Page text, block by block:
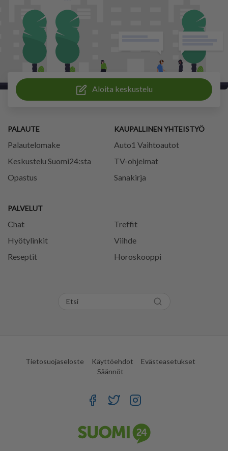
Aloita keskustelu
PALAUTE
Palautelomake
Keskustelu Suomi24:sta
Opastus
PALVELUT
Chat
Treffit
Hyötylinkit
Viihde
Reseptit
Horoskooppi
KAUPALLINEN YHTEISTYÖ
Auto1 Vaihtoautot
TV-ohjelmat
Sanakirja
Tietosuojaseloste Käyttöehdot
Evästeasetukset
Säännöt